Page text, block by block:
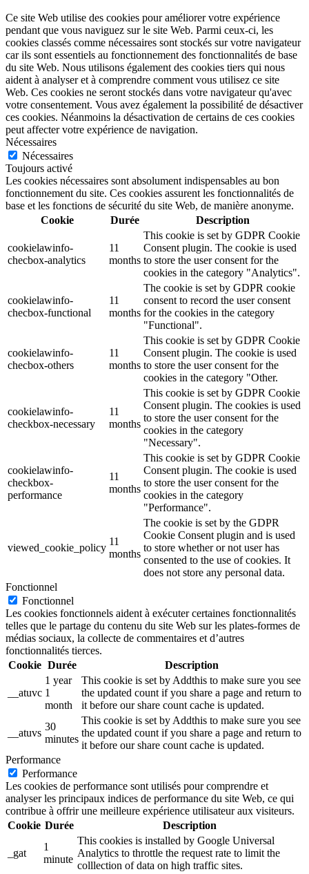
Ce site Web utilise des cookies pour améliorer votre expérience
pendant que vous naviguez sur le site Web. Parmi ceux-ci, les
cookies classés comme nécessaires sont stockés sur votre navigateur
car ils sont essentiels au fonctionnement des fonctionnalités de base
du site Web. Nous utilisons également des cookies tiers qui nous
aident à analyser et à comprendre comment vous utilisez ce site
Web. Ces cookies ne seront stockés dans votre navigateur qu'avec
votre consentement. Vous avez également la possibilité de désactiver
ces cookies. Néanmoins la désactivation de certains de ces cookies
peut affecter votre expérience de navigation.
Nécessaires
Nécessaires
Toujours activé
Les cookies nécessaires sont absolument indispensables au bon
fonctionnement du site. Ces cookies assurent les fonctionnalités de
base et les fonctions de sécurité du site Web, de manière anonyme.
Cookie
Durée Description
cookielawinfo-
checbox-analytics
11
months
This cookie is set by GDPR Cookie
Consent plugin. The cookie is used
to store the user consent for the
cookies in the category "Analytics".
cookielawinfo-
checbox-functional
11
months
The cookie is set by GDPR cookie
consent to record the user consent
for the cookies in the category
"Functional".
cookielawinfo-
checbox-others
11
months
This cookie is set by GDPR Cookie
Consent plugin. The cookie is used
to store the user consent for the
cookies in the category "Other.
cookielawinfo-
checkbox-necessary
11
months
This cookie is set by GDPR Cookie
Consent plugin. The cookies is used
to store the user consent for the
cookies in the category
"Necessary".
cookielawinfo-
checkbox-
performance
11
months
This cookie is set by GDPR Cookie
Consent plugin. The cookie is used
to store the user consent for the
cookies in the category
"Performance".
viewed_cookie_policy
11
months
The cookie is set by the GDPR
Cookie Consent plugin and is used
to store whether or not user has
consented to the use of cookies. It
does not store any personal data.
Fonctionnel
Fonctionnel
Les cookies fonctionnels aident à exécuter certaines fonctionnalités
telles que le partage du contenu du site Web sur les plates-formes de
médias sociaux, la collecte de commentaires et d’autres
fonctionnalités tierces.
Cookie Durée Description
__atuvc
1 year
1
month
This cookie is set by Addthis to make sure you see
the updated count if you share a page and return to
it before our share count cache is updated.
__atuvs
30
minutes
This cookie is set by Addthis to make sure you see
the updated count if you share a page and return to
it before our share count cache is updated.
Performance
Performance
Les cookies de performance sont utilisés pour comprendre et
analyser les principaux indices de performance du site Web, ce qui
contribue à offrir une meilleure expérience utilisateur aux visiteurs.
Cookie Durée Description
_gat
1
minute
This cookies is installed by Google Universal
Analytics to throttle the request rate to limit the
colllection of data on high traffic sites.